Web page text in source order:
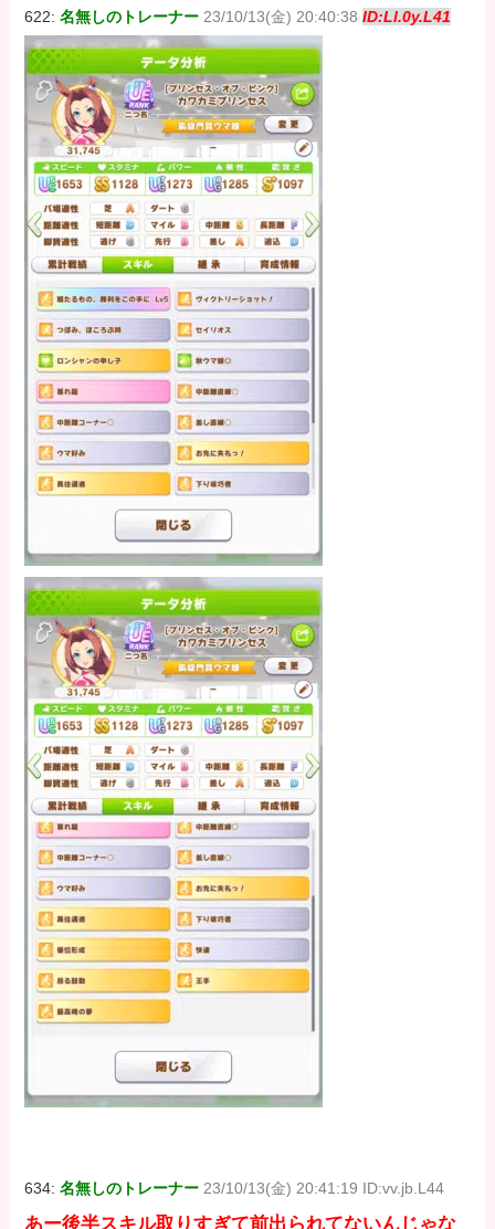
622:名無しのトレーナー 23/10/13(金) 20:40:38ID:Ll.0y.L41
634:名無しのトレーナー 23/10/13(金) 20:41:19 ID:vv.jb.L44
あー後半スキル取りすぎて前出られてないんじゃな